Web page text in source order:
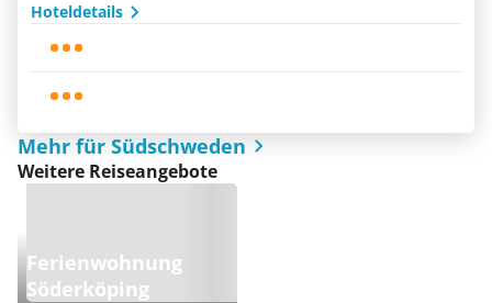
Hoteldetails
Mehr für Südschweden
Weitere Reiseangebote
Ferienwohnung
Söderköping